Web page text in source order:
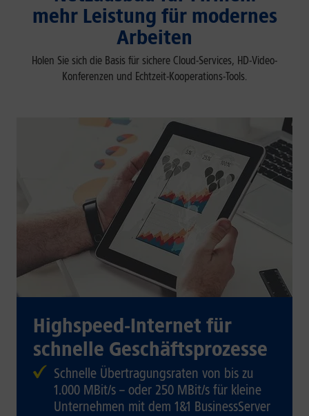
mehr Leistung für modernes
Arbeiten
Holen Sie sich die Basis für sichere Cloud-Services, HD-Video-
Konferenzen und Echtzeit-Kooperations-Tools.
Highspeed-Internet für
schnelle Geschäftsprozesse
Schnelle Übertragungsraten von bis zu
1.000 MBit/s – oder 250 MBit/s für kleine
Unternehmen mit dem 1&1 BusinessServer